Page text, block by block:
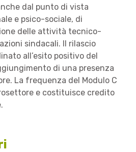
dal punto di vista
e psico-sociale, di
delle attività tecnico-
sindacali. Il rilascio
all’esito positivo del
di una presenza
La frequenza del Modulo C
e costituisce credito